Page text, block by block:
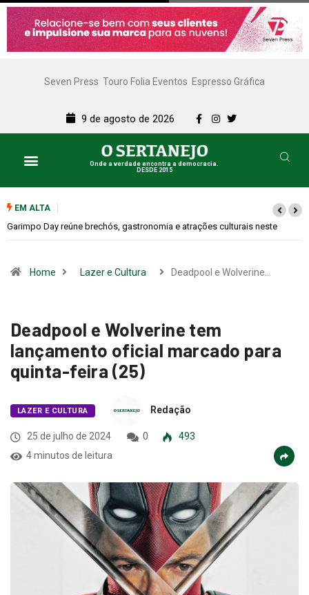
Seven Press Touro Folia Eventos Espresso Gráfica
9 de agosto de 2026
Onde a verdade encontra a democracia.
DESDE 2015
EM ALTA
Bugonia transforma paranoia e conspiração em um suspense imprevisível
Home Lazer e Cultura Deadpool e Wolverine…
Deadpool e Wolverine tem
lançamento oficial marcado para
quinta-feira (25)
LAZER E CULTURA Redação
25 de julho de 2024 0
493
4 minutos de leitura